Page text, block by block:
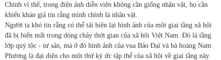
Chính vì thế, trong điện ảnh diễn viên không cần giống nhân vật, họ cần
khiến khán giả tin rằng mình chính là nhân vật.
Người ta khó tin rằng có thể tái hiện lại hình ảnh của một giai tầng xã hội
đã bị biến mất trong dòng chảy thời gian của xã hội Việt Nam. Đó là tầng
lớp quý tộc - tư sản, mà ở đó hình ảnh của vua Bảo Đại và bà hoàng Nam
Phương là đại diện cho một thứ ký ức tập thể của xã hội về giai tầng này.